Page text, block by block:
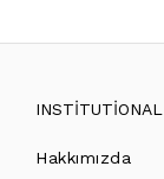
INSTİTUTİONAL
Hakkımızda